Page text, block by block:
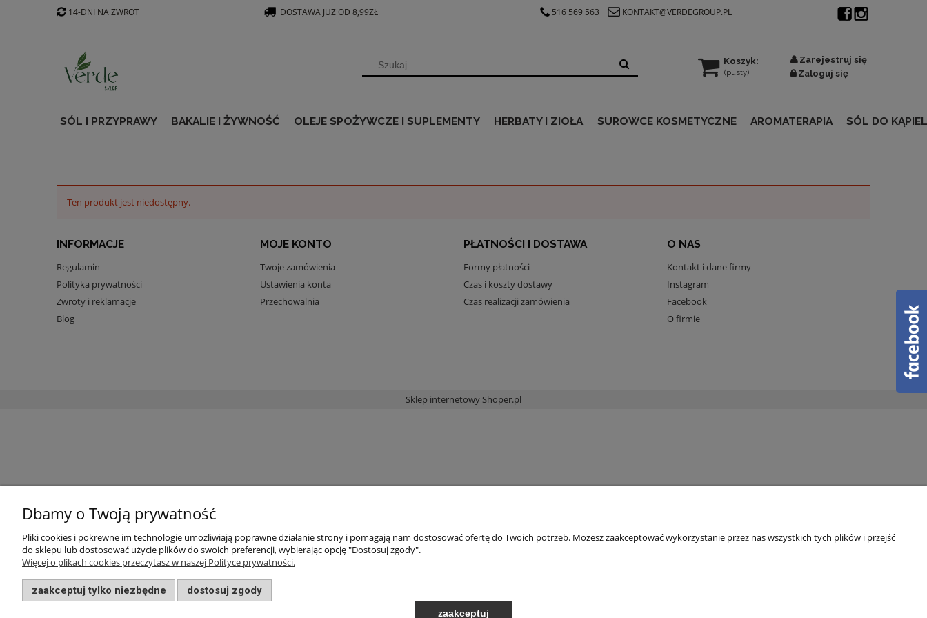
Zarejestruj się
Zaloguj się
Koszyk:
(pusty)
SÓL I PRZYPRAWY BAKALIE I ŻYWNOŚĆ OLEJE SPOŻYWCZE I SUPLEMENTY HERBATY I ZIOŁA SUROWCE KOSMETYCZNE AROMATERAPIA SÓL DO
14-DNI NA ZWROT DOSTAWA JUZ OD 8,99ZŁ 516 569 563 KONTAKT@VERDEGROUP.PL
Ten produkt jest niedostępny.
INFORMACJE
Regulamin
Polityka prywatności
Zwroty i reklamacje
Blog
MOJE KONTO
Twoje zamówienia
Ustawienia konta
Przechowalnia
PŁATNOŚCI I DOSTAWA
Formy płatności
Czas i koszty dostawy
Czas realizacji zamówienia
O NAS
Kontakt i dane firmy
Instagram
Facebook
O firmie
Sklep internetowy Shoper.pl
Dbamy o Twoją prywatność
Pliki cookies i pokrewne im technologie umożliwiają poprawne działanie strony i pomagają nam dostosować ofertę do Twoich potrzeb. Możesz zaakceptować wykorzystanie przez nas wszystkich tych plików i przejść
do sklepu lub dostosować użycie plików do swoich preferencji, wybierając opcję "Dostosuj zgody".
Więcej o plikach cookies przeczytasz w naszej Polityce prywatności.
zaakceptuj tylko niezbędne dostosuj zgody
zaakceptuj